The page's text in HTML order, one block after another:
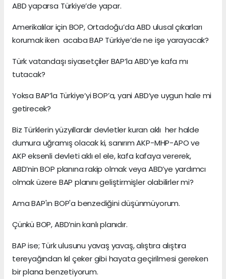
ABD yaparsa Türkiye’de yapar.
Amerikalılar için BOP, Ortadoğu’da ABD ulusal çıkarları
korumak iken acaba BAP Türkiye’de ne işe yarayacak?
Türk vatandaşı siyasetçiler BAP’la ABD’ye kafa mı
tutacak?
Yoksa BAP’la Türkiye’yi BOP’a, yani ABD’ye uygun hale mi
getirecek?
Biz Türklerin yüzyıllardır devletler kuran aklı her halde
dumura uğramış olacak ki, sanırım AKP-MHP-APO ve
AKP eksenli devleti aklı el ele, kafa kafaya vererek,
ABD’nin BOP planına rakip olmak veya ABD’ye yardımcı
olmak üzere BAP planını geliştirmişler olabilirler mi?
Ama BAP'ın BOP'a benzediğini düşünmüyorum.
Çünkü BOP, ABD’nin kanlı planıdır.
BAP ise; Türk ulusunu yavaş yavaş, alıştıra alıştıra
tereyağından kıl çeker gibi hayata geçirilmesi gereken
bir plana benzetiyorum.